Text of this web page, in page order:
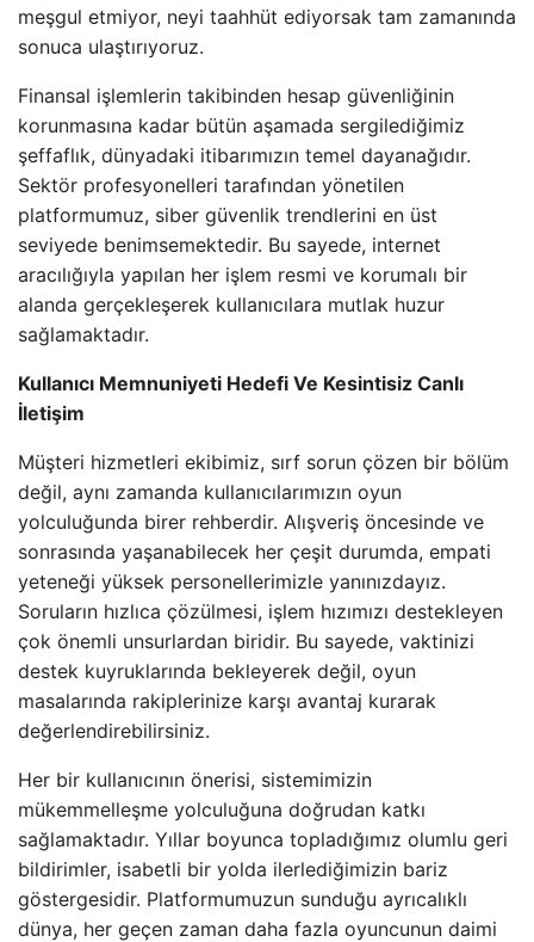
meşgul etmiyor, neyi taahhüt ediyorsak tam zamanında
sonuca ulaştırıyoruz.
Finansal işlemlerin takibinden hesap güvenliğinin
korunmasına kadar bütün aşamada sergilediğimiz
şeffaflık, dünyadaki itibarımızın temel dayanağıdır.
Sektör profesyonelleri tarafından yönetilen
platformumuz, siber güvenlik trendlerini en üst
seviyede benimsemektedir. Bu sayede, internet
aracılığıyla yapılan her işlem resmi ve korumalı bir
alanda gerçekleşerek kullanıcılara mutlak huzur
sağlamaktadır.
Kullanıcı Memnuniyeti Hedefi Ve Kesintisiz Canlı
İletişim
Müşteri hizmetleri ekibimiz, sırf sorun çözen bir bölüm
değil, aynı zamanda kullanıcılarımızın oyun
yolculuğunda birer rehberdir. Alışveriş öncesinde ve
sonrasında yaşanabilecek her çeşit durumda, empati
yeteneği yüksek personellerimizle yanınızdayız.
Soruların hızlıca çözülmesi, işlem hızımızı destekleyen
çok önemli unsurlardan biridir. Bu sayede, vaktinizi
destek kuyruklarında bekleyerek değil, oyun
masalarında rakiplerinize karşı avantaj kurarak
değerlendirebilirsiniz.
Her bir kullanıcının önerisi, sistemimizin
mükemmelleşme yolculuğuna doğrudan katkı
sağlamaktadır. Yıllar boyunca topladığımız olumlu geri
bildirimler, isabetli bir yolda ilerlediğimizin bariz
göstergesidir. Platformumuzun sunduğu ayrıcalıklı
dünya, her geçen zaman daha fazla oyuncunun daimi